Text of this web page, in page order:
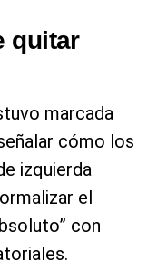
quitar
marcada
cómo los
izquierda
el
con